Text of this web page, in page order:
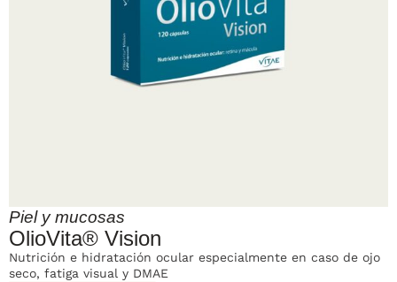
Piel y mucosas
OlioVita® Vision
Nutrición e hidratación ocular especialmente en caso de ojo
seco, fatiga visual y DMAE